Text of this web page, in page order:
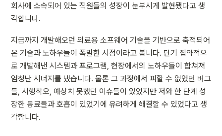
회사에 소속되어 있는 직원들의 성장이 눈부시게 발현됐다고 생
각합니다.
지금까지 개발해오던 의료용 소프웨어 기술을 기반으로 축적되어
온 기술과 노하우들이 폭발한 시점이라고 봅니다. 단기 집약적으
로 개발해낸 시스템과 프로그램, 현장에서의 노하우들이 합쳐져
엄청난 시너지를 냈습니다. 물론 그 과정에서 피할 수 없었던 버그
들, 시행착오, 예상치 못했던 이슈들이 있었지만 저와 한 단계 성
장한 동료들과 호흡이 있었기에 유려하게 해결할 수 있었다고 생
각합니다.